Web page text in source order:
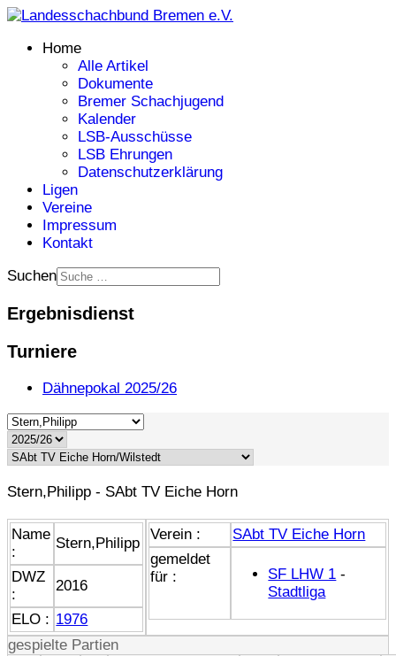
Home
Alle Artikel
Dokumente
Bremer Schachjugend
Kalender
LSB-Ausschüsse
LSB Ehrungen
Datenschutzerklärung
Ligen
Vereine
Impressum
Kontakt
Suchen
Ergebnisdienst
Turniere
Dähnepokal 2025/26
Stern,Philipp - SAbt TV Eiche Horn
Name
:
Stern,Philipp
DWZ
:
2016
ELO : 1976
Verein :
SAbt TV Eiche Horn
gemeldet
für :
SF LHW 1 -
Stadtliga
gespielte Partien